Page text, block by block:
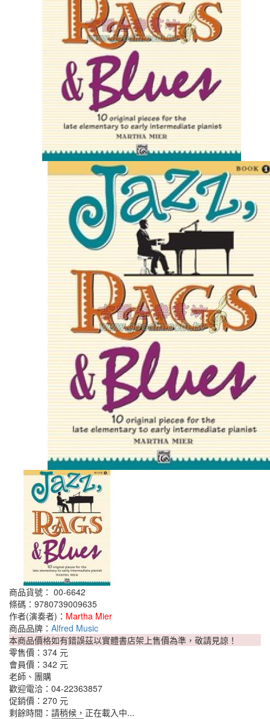
商品貨號： 00-6642
條碼：9780739009635
作者(演奏者)： Martha Mier
商品品牌： Alfred Music
本商品價格如有錯誤茲以實體書店架上售價為準，敬請見諒！
零售價： 374 元
會員價： 342 元
老師、團購
歡迎電洽：04-22363857
促銷價： 270 元
剩餘時間： 請稍候，正在載入中...